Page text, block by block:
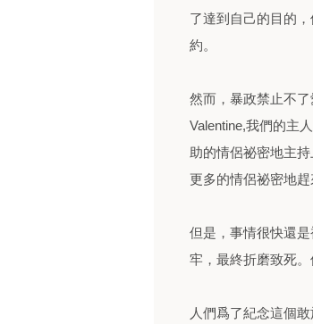
了達到自己的目的
約。
然而，暴政禁止不
Valentine,我們的主
助的情侶祕密地主
更多的情侶祕密地趕
但是，事情很快還
牢，最終折磨致死。
人們爲了紀念這個